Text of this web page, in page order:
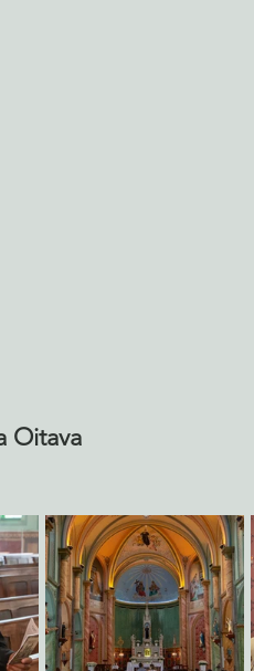
Oitava